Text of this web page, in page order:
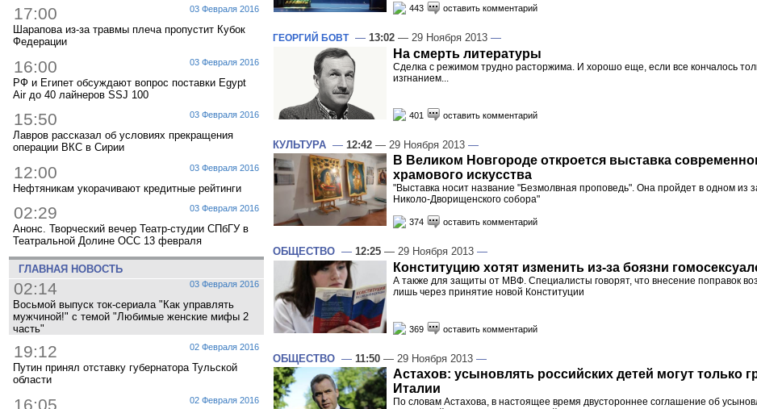
03 Февраля 2016
17:00
Шарапова из-за травмы плеча пропустит Кубок
Федерации
03 Февраля 2016
16:00
РФ и Египет обсуждают вопрос поставки Egypt
Air до 40 лайнеров SSJ 100
03 Февраля 2016
15:50
Лавров рассказал об условиях прекращения
операции ВКС в Сирии
03 Февраля 2016
12:00
Нефтяникам укорачивают кредитные рейтинги
03 Февраля 2016
02:29
Анонс. Творческий вечер Театр-студии СПбГУ в
Театральной Долине ОСС 13 февраля
ГЛАВНАЯ НОВОСТЬ
03 Февраля 2016
02:14
Восьмой выпуск ток-сериала "Как управлять
мужчиной!" с темой "Любимые женские мифы 2
часть"
02 Февраля 2016
19:12
Путин принял отставку губернатора Тульской
области
02 Февраля 2016
16:05
443 оставить комментарий
ГЕОРГИЙ БОВТ— 13:02 — 29 Ноября 2013 —
На смерть литературы
Сделка с режимом трудно расторжима. И хорошо еще, если все кончалось
изгнанием...
401 оставить комментарий
КУЛЬТУРА — 12:42 — 29 Ноября 2013 —
В Великом Новгороде откроется выставка
храмового искусства
"Выставка носит название "Безмолвная проповедь". Она пройдет в одном из
Николо-Дворищенского собора"
374 оставить комментарий
ОБЩЕСТВО — 12:25 — 29 Ноября 2013 —
Конституцию хотят изменить из-за боязни
А также для защиты от МВФ. Специалисты говорят, что внесение поправок
лишь через принятие новой Конституции
369 оставить комментарий
ОБЩЕСТВО — 11:50 — 29 Ноября 2013 —
Астахов: усыновлять российских детей могут только
Италии
По словам Астахова, в настоящее время двустороннее соглашение об